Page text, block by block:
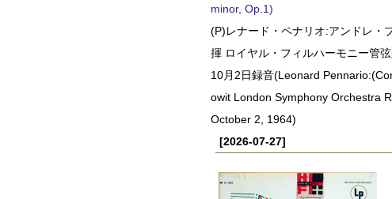
minor, Op.1)
(P)レナード・ペナリオ:アンドレ・
揮 ロイヤル・フィルハーモニー管
10月2日録音(Leonard
owit London Symphony Orchestra
October 2, 1964)
[2026-07-27]